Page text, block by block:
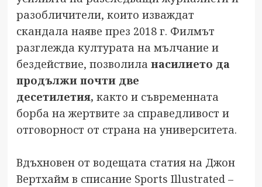
разобличители, които изваждат
скандала наяве през 2018 г. Филмът
разглежда културата на мълчание и
бездействие, позволила насилието да
продължи почти две
десетилетия, както и съвременната
борба на жертвите за справедливост и
отговорност от страна на университета.
Вдъхновен от водещата статия на Джон
Вертхайм в списание Sports Illustrated –